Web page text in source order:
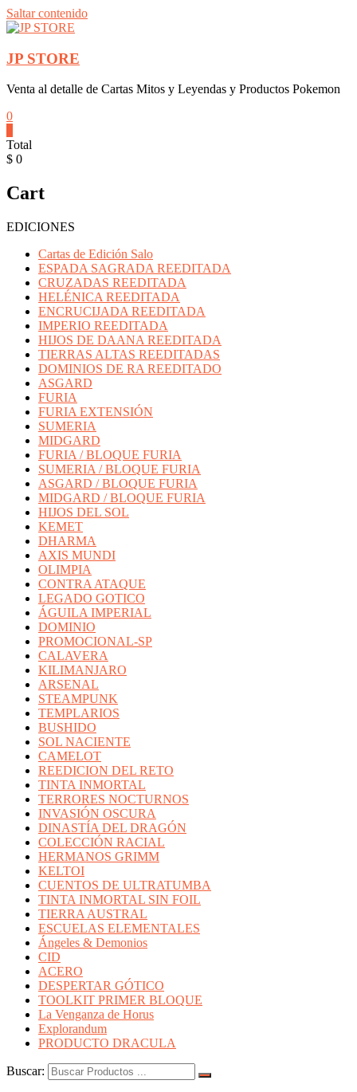
Saltar contenido
JP STORE
Venta al detalle de Cartas Mitos y Leyendas y Productos Pokemon
0
Total
$ 0
Cart
EDICIONES
Cartas de Edición Salo
ESPADA SAGRADA REEDITADA
CRUZADAS REEDITADA
HELÉNICA REEDITADA
ENCRUCIJADA REEDITADA
IMPERIO REEDITADA
HIJOS DE DAANA REEDITADA
TIERRAS ALTAS REEDITADAS
DOMINIOS DE RA REEDITADO
ASGARD
FURIA
FURIA EXTENSIÓN
SUMERIA
MIDGARD
FURIA / BLOQUE FURIA
SUMERIA / BLOQUE FURIA
ASGARD / BLOQUE FURIA
MIDGARD / BLOQUE FURIA
HIJOS DEL SOL
KEMET
DHARMA
AXIS MUNDI
OLIMPIA
CONTRA ATAQUE
LEGADO GOTICO
ÁGUILA IMPERIAL
DOMINIO
PROMOCIONAL-SP
CALAVERA
KILIMANJARO
ARSENAL
STEAMPUNK
TEMPLARIOS
BUSHIDO
SOL NACIENTE
CAMELOT
REEDICION DEL RETO
TINTA INMORTAL
TERRORES NOCTURNOS
INVASIÓN OSCURA
DINASTÍA DEL DRAGÓN
COLECCIÓN RACIAL
HERMANOS GRIMM
KELTOI
CUENTOS DE ULTRATUMBA
TINTA INMORTAL SIN FOIL
TIERRA AUSTRAL
ESCUELAS ELEMENTALES
Ángeles & Demonios
CID
ACERO
DESPERTAR GÓTICO
TOOLKIT PRIMER BLOQUE
La Venganza de Horus
Explorandum
PRODUCTO DRACULA
Buscar: